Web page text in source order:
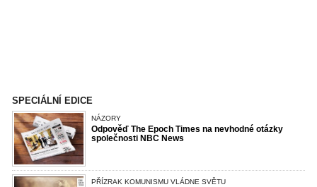
SPECIÁLNÍ EDICE
NÁZORY
Odpověď The Epoch Times na nevhodné otázky
společnosti NBC News
PŘÍZRAK KOMUNISMU VLÁDNE SVĚTU